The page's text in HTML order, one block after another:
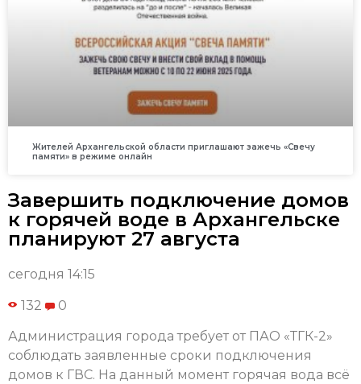
Жителей Архангельской области приглашают зажечь «Свечу
памяти» в режиме онлайн
Завершить подключение домов
к горячей воде в Архангельске
планируют 27 августа
сегодня 14:15
132 0
Администрация города требует от ПАО «ТГК-2»
соблюдать заявленные сроки подключения
домов к ГВС. На данный момент горячая вода всё